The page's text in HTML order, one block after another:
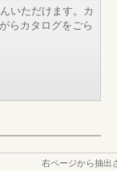
いただけます。カ
らカタログをごら
右ページから抽出